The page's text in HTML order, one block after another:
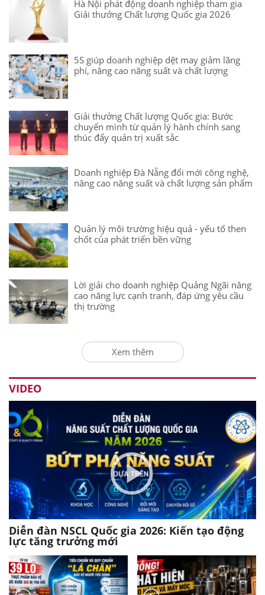
Hà Nội phát động doanh nghiệp tham gia
Giải thưởng Chất lượng Quốc gia 2026
5S giúp doanh nghiệp dệt may giảm lãng
phí, nâng cao năng suất và chất lượng
Giải thưởng Chất lượng Quốc gia: Bước
chuyển mình từ quản lý hành chính sang
thúc đẩy quản trị xuất sắc
Doanh nghiệp Đà Nẵng đổi mới công nghệ,
nâng cao năng suất và chất lượng sản phẩm
Quản lý môi trường hiệu quả - yếu tố then
chốt của phát triển bền vững
Lời giải cho doanh nghiệp Quảng Ngãi nâng
cao năng lực cạnh tranh, đáp ứng yêu cầu
thị trường
Xem thêm
VIDEO
Diễn đàn NSCL Quốc gia 2026: Kiến tạo động
lực tăng trưởng mới